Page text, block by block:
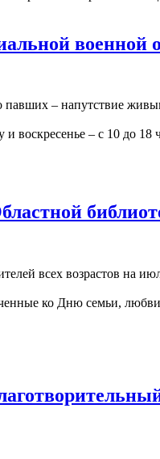
военной
– напутствие
воскресенье – с 10 до 18
всех возрастов на
ко Дню семьи,